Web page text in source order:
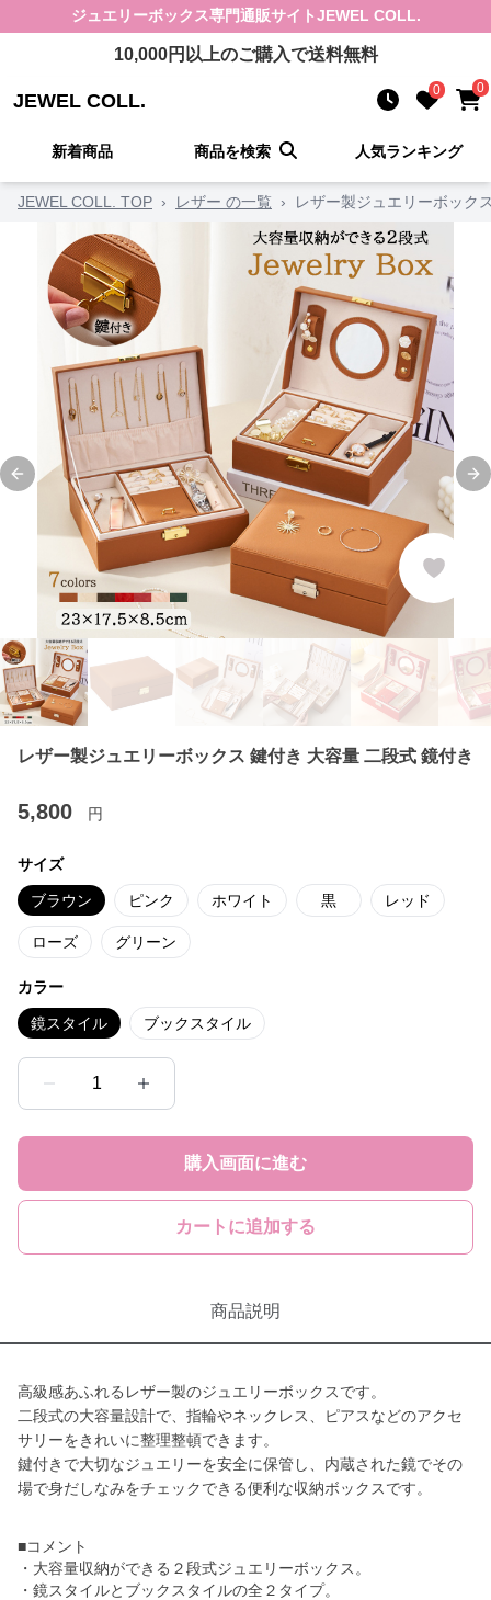
ジュエリーボックス専門通販サイトJEWEL COLL.
10,000円以上のご購入で送料無料
JEWEL COLL. 0 0
新着商品 商品を検索 人気ランキング
JEWEL COLL. TOP › レザー の一覧 › レザー製ジュエリーボック
Previous slide
レザー製ジュエリーボックス 鍵付き 大容量 二段式 鏡付き
5,800 円
サイズ
ブラウン ピンク ホワイト 黒 レッド
ローズ グリーン
カラー
鏡スタイル ブックスタイル
1
購入画面に進む
カートに追加する
商品説明
高級感あふれるレザー製のジュエリーボックスです。
二段式の大容量設計で、指輪やネックレス、ピアスなどのアクセ
サリーをきれいに整理整頓できます。
鍵付きで大切なジュエリーを安全に保管し、内蔵された鏡でその
場で身だしなみをチェックできる便利な収納ボックスです。
■コメント
・大容量収納ができる２段式ジュエリーボックス。
・鏡スタイルとブックスタイルの全２タイプ。